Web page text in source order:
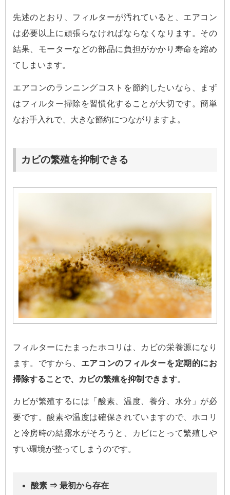
先述のとおり、フィルターが汚れていると、エアコン
は必要以上に頑張らなければならなくなります。その
結果、モーターなどの部品に負担がかかり寿命を縮め
てしまいます。
エアコンのランニングコストを節約したいなら、まず
はフィルター掃除を習慣化することが大切です。簡単
なお手入れで、大きな節約につながりますよ。
カビの繁殖を抑制できる
フィルターにたまったホコリは、カビの栄養源になり
ます。ですから、 エアコンのフィルターを定期的にお
掃除することで、カビの繁殖を抑制できます。
カビが繁殖するには「酸素、温度、養分、水分」が必
要です。酸素や温度は確保されていますので、ホコリ
と冷房時の結露水がそろうと、カビにとって繁殖しや
すい環境が整ってしまうのです。
酸素 ⇒ 最初から存在